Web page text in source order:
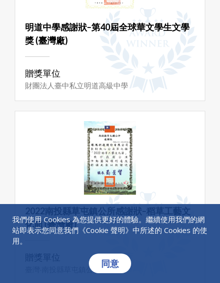
明道中學感謝狀–第40屆全球華文學生文學
獎 (臺灣廠)
贈獎單位
財團法人臺中私立明道高級中學
2022南投縣草屯鎮公所感謝狀–稻草工藝文
化節 (臺灣廠)
贈獎單位
臺灣‧南投縣草屯鎮公所
我們使用 Cookies 為您提供更好的體驗。繼續使用我們的網
站即表示您同意我們《Cookie 聲明》中所述的 Cookies 的使
用。
同意